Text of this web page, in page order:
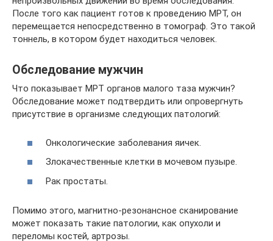
После того как пациент готов к проведению МРТ, он
перемещается непосредственно в томограф. Это такой
тоннель, в котором будет находиться человек.
Обследование мужчин
Что показывает МРТ органов малого таза мужчин?
Обследование может подтвердить или опровергнуть
присутствие в организме следующих патологий:
Онкологические заболевания яичек.
Злокачественные клетки в мочевом пузыре.
Рак простаты.
Помимо этого, магнитно-резонансное сканирование
может показать такие патологии, как опухоли и
переломы костей, артрозы.